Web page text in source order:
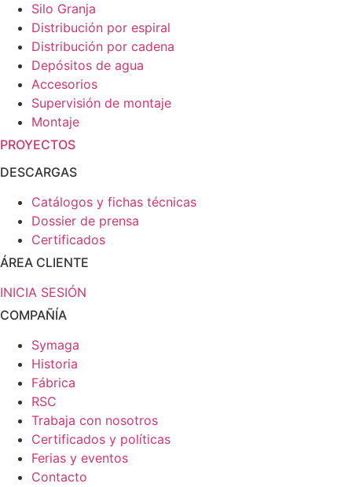
Silo Granja
Distribución por espiral
Distribución por cadena
Depósitos de agua
Accesorios
Supervisión de montaje
Montaje
PROYECTOS
DESCARGAS
Catálogos y fichas técnicas
Dossier de prensa
Certificados
ÁREA CLIENTE
INICIA SESIÓN
COMPAÑÍA
Symaga
Historia
Fábrica
RSC
Trabaja con nosotros
Certificados y políticas
Ferias y eventos
Contacto